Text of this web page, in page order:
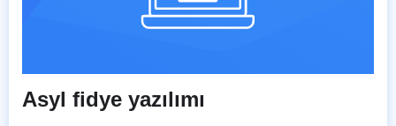
Asyl fidye yazılımı